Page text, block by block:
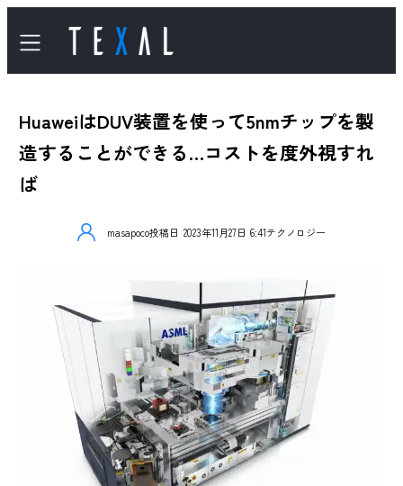
HuaweiはDUV装置を使って5nmチップを製
造することができる…コストを度外視すれ
ば
masapoco投稿日 2023年11月27日 6:41テクノロジー